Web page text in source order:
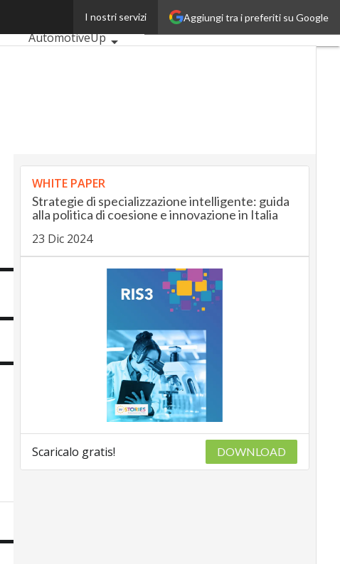
Aggiungi tra i preferiti su Google
I nostri servizi
Ultimi articoli
AutomotiveUp
WHITE PAPER
Strategie di specializzazione intelligente: guida
alla politica di coesione e innovazione in Italia
23 Dic 2024
Scaricalo gratis! DOWNLOAD